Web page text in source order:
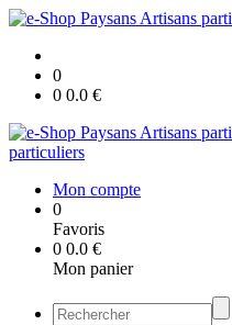
0
0 0.0 €
particuliers
Mon compte
0
Favoris
0 0.0 €
Mon panier